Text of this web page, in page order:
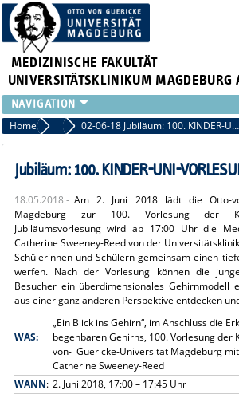
MEDIZINISCHE FAKULTÄT
UNIVERSITÄTSKLINIKUM MAGDEBURG
INSTITUTE
KLINIKEN
ZENTRALE EINRICHTUNGEN
PRESSE
ÜBER UNS
INTERNATIONAL
INTRANET
Home Archiv 2018 02-06-18 Jubiläum: 100. KINDER-UNI-VORLESUNG
Jubiläum: 100. KINDER-UNI-
18.05.2018 - Am 2. Juni 2018 lädt die Otto-
Magdeburg zur 100. Vorlesung der
Jubiläumsvorlesung wird ab 17:00 Uhr die
Catherine Sweeney-Reed von der
Schülerinnen und Schülern gemeinsam einen
werfen. Nach der Vorlesung können die
Besucher ein überdimensionales Gehirnmodell
aus einer ganz anderen Perspektive entdecken
WAS:
„Ein Blick ins Gehirn“, im Anschluss die
begehbaren Gehirns, 100. Vorlesung der
von- Guericke-Universität Magdeburg
Catherine Sweeney-Reed
WANN: 2. Juni 2018, 17:00 – 17:45 Uhr